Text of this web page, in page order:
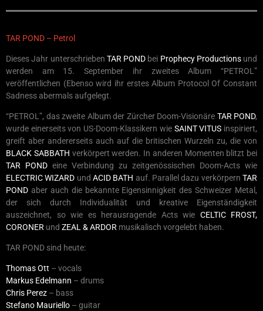
TAR POND – Petrol
Dieses Jahr unterschrieben TAR POND bei Prophecy Productionsund
werden am 15. September ihr zweites Album “PETROL”
veröffentlichen (Ebenso wird ihr erstes Album Protocol Of Constant
Sadness abermals aufgelegt.
“PETROL”, das zweite Album der Zürcher Doom-Visionäre TAR POND,
wurde einerseits von US-Doom-Klassikern wie SAINT VITUS inspiriert,
greift aber andererseits auch auf die britischen Wurzeln zu, die von
BLACK SABBATH verkörpert werden. In anderen Momenten blitzt bei
TAR POND eine Verbindung zu zeitgenössischen Doom-Acts wie
ELECTRIC WIZARD undACID BATH auf. Parallel dazu verkörpernTAR
POND aber auch die bekannte Eigensinnigkeit des Schweizer Metal,
der sich durch Individualität und kreative Eigenständigkeit
auszeichnet, so wie es herausragende Acts wie CELTIC FROST,
CORONER und ZEAL & ARDOR musikalisch vorgelebt haben.
TAR POND sind heute:
Thomas Ott – vocals
Markus Edelmann – drums
Chris Perez – bass
Stefano Mauriello – guitar